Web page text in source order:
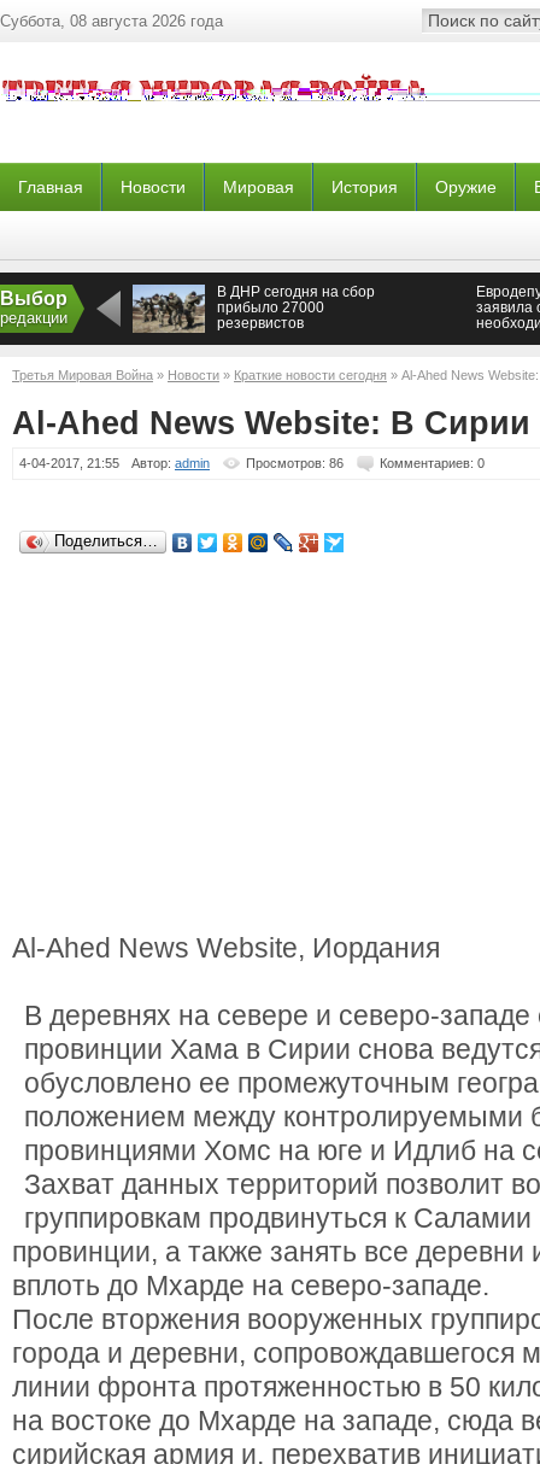
Суббота, 08 августа 2026 года
Главная Новости Мировая История Оружие
Выбор
редакции
В ДНР сегодня на сбор
прибыло 27000
резервистов
заявила
Третья Мировая Война » Новости » Краткие новости сегодня » Al-Ahed News
Al-Ahed News Website: В Сирии
4-04-2017, 21:55 Автор: admin Просмотров: 86 Комментариев: 0
Поделиться…
Al-Ahed News Website, Иордания
В деревнях на севере и северо-западе
провинции Хама в Сирии снова
обусловлено ее промежуточным
положением между контролируемыми
провинциями Хомс на юге и Идлиб на
Захват данных территорий позволит
группировкам продвинуться к Саламии
провинции, а также занять все
вплоть до Мхарде на северо-западе.
После вторжения вооруженных
города и деревни, сопровождавшегося
линии фронта протяженностью в 50
на востоке до Мхарде на западе, сюда
сирийская армия и, перехватив